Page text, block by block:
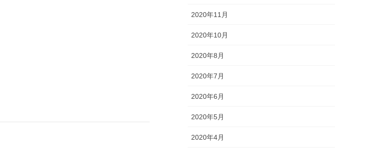
2020年11月
2020年10月
2020年8月
2020年7月
2020年6月
2020年5月
2020年4月